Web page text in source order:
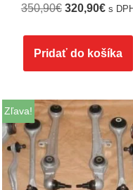
350,90€ 320,90€ s DPH
Pridať do košíka
Zľava!